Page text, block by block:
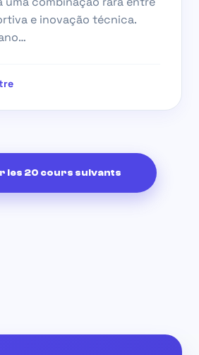
e inovação técnica.
les 20 cours suivants